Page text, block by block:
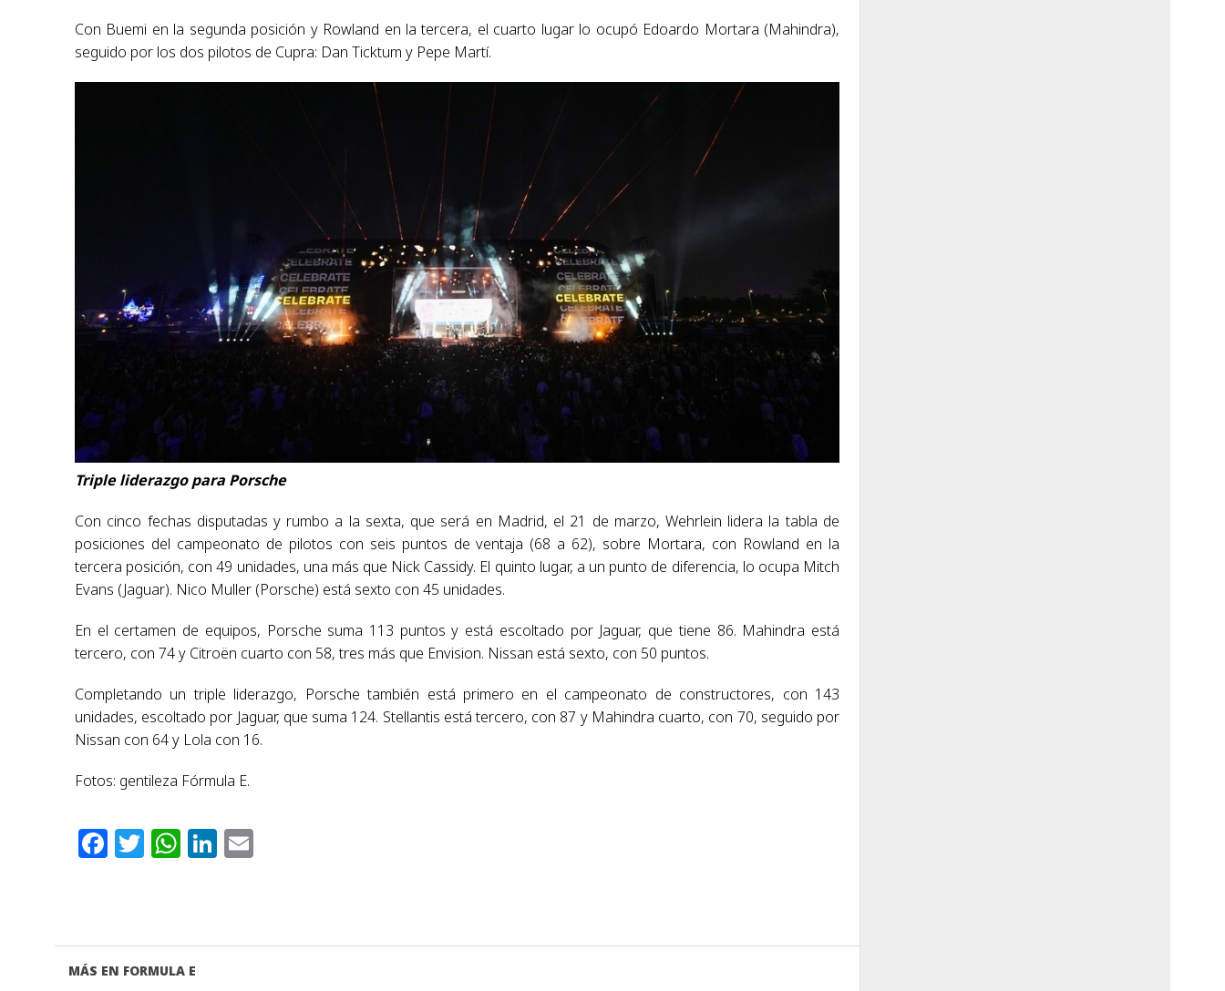
Con Buemi en la segunda posición y Rowland en la tercera, el cuarto lugar lo ocupó Edoardo Mortara (Mahindra),
seguido por los dos pilotos de Cupra: Dan Ticktum y Pepe Martí.
Triple liderazgo para Porsche
Con cinco fechas disputadas y rumbo a la sexta, que será en Madrid, el 21 de marzo, Wehrlein lidera la tabla de
posiciones del campeonato de pilotos con seis puntos de ventaja (68 a 62), sobre Mortara, con Rowland en la
tercera posición, con 49 unidades, una más que Nick Cassidy. El quinto lugar, a un punto de diferencia, lo ocupa Mitch
Evans (Jaguar). Nico Muller (Porsche) está sexto con 45 unidades.
En el certamen de equipos, Porsche suma 113 puntos y está escoltado por Jaguar, que tiene 86. Mahindra está
tercero, con 74 y Citroën cuarto con 58, tres más que Envision. Nissan está sexto, con 50 puntos.
Completando un triple liderazgo, Porsche también está primero en el campeonato de constructores, con 143
unidades, escoltado por Jaguar, que suma 124. Stellantis está tercero, con 87 y Mahindra cuarto, con 70, seguido por
Nissan con 64 y Lola con 16.
Fotos: gentileza Fórmula E.
Facebook
Twitter
WhatsApp
LinkedIn
MÁS EN FORMULA E